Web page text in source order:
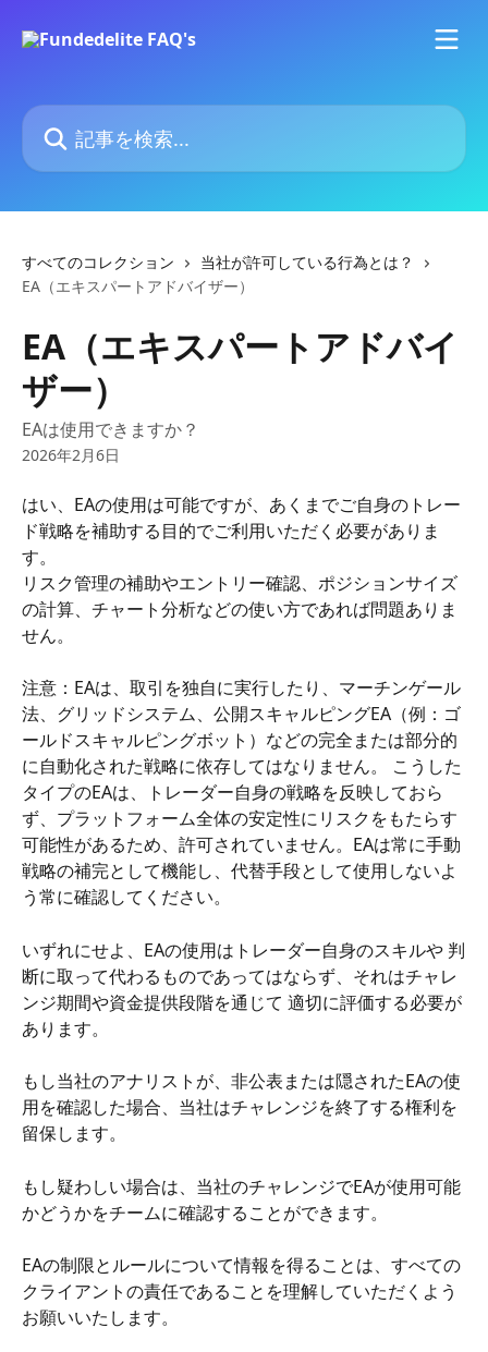
記事を検索...
すべてのコレクション
当社が許可している行為とは？
EA（エキスパートアドバイザー）
EA（エキスパートアドバイ
ザー）
EAは使用できますか？
2026年2月6日
はい、EAの使用は可能ですが、あくまでご自身のトレー
ド戦略を補助する目的でご利用いただく必要がありま
す。
リスク管理の補助やエントリー確認、ポジションサイズ
の計算、チャート分析などの使い方であれば問題ありま
せん。
注意：EAは、取引を独自に実行したり、マーチンゲール
法、グリッドシステム、公開スキャルピングEA（例：ゴ
ールドスキャルピングボット）などの完全または部分的
に自動化された戦略に依存してはなりません。 こうした
タイプのEAは、トレーダー自身の戦略を反映しておら
ず、プラットフォーム全体の安定性にリスクをもたらす
可能性があるため、許可されていません。EAは常に手動
戦略の補完として機能し、代替手段として使用しないよ
う常に確認してください。
いずれにせよ、EAの使用はトレーダー自身のスキルや 判
断に取って代わるものであってはならず、それはチャレ
ンジ期間や資金提供段階を通じて 適切に評価する必要が
あります。
もし当社のアナリストが、非公表または隠されたEAの使
用を確認した場合、当社はチャレンジを終了する権利を
留保します。
もし疑わしい場合は、当社のチャレンジでEAが使用可能
かどうかをチームに確認することができます。
EAの制限とルールについて情報を得ることは、すべての
クライアントの責任であることを理解していただくよう
お願いいたします。